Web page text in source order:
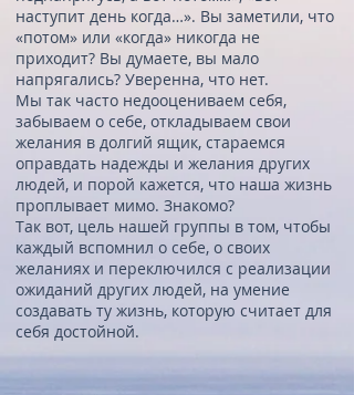
наступит день когда…». Вы заметили, что
«потом» или «когда» никогда не
приходит? Вы думаете, вы мало
напрягались? Уверенна, что нет.
Мы так часто недооцениваем себя,
забываем о себе, откладываем свои
желания в долгий ящик, стараемся
оправдать надежды и желания других
людей, и порой кажется, что наша жизнь
проплывает мимо. Знакомо?
Так вот, цель нашей группы в том, чтобы
каждый вспомнил о себе, о своих
желаниях и переключился с реализации
ожиданий других людей, на умение
создавать ту жизнь, которую считает для
себя достойной.